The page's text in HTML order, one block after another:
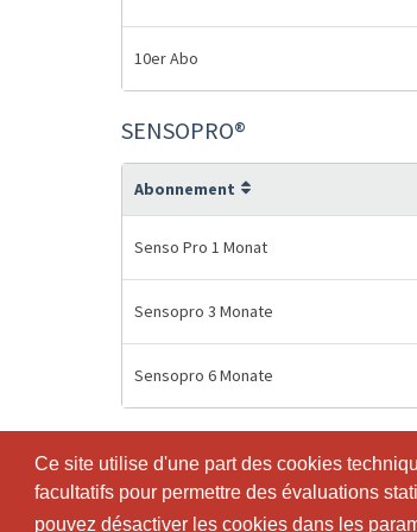
Ce site utilise d'une part des cookies
facultatifs pour permettre des évaluations
pouvez désactiver les cookies dans les
Ce site utilise d'une part des cookies
facultatifs pour permettre des évaluations
pouvez désactiver les cookies dans les
10er Abo
SENSOPRO®
Abonnement
Senso Pro 1 Monat
Sensopro 3 Monate
Sensopro 6 Monate
© SportsNow® 2026. Le logiciel suisse